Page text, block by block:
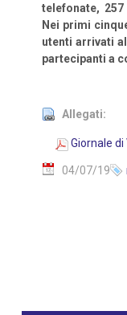
telefonate,
Nei primi
utenti arrivati
partecipanti a
Allegati:
Giornale
04/07/19